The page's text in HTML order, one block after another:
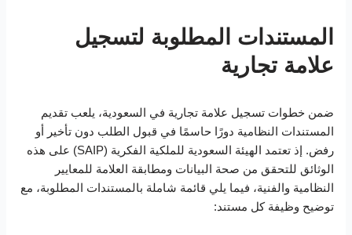
المستندات المطلوبة لتسجيل
علامة تجارية
ضمن خطوات تسجيل علامة تجارية في السعودية، يلعب تقديم
المستندات النظامية دورًا حاسمًا في قبول الطلب دون تأخير أو
رفض. إذ تعتمد الهيئة السعودية للملكية الفكرية (SAIP) على هذه
الوثائق للتحقق من صحة البيانات ومطابقة العلامة للمعايير
النظامية والفنية، فيما يلي قائمة شاملة بالمستندات المطلوبة، مع
توضيح وظيفة كل مستند: